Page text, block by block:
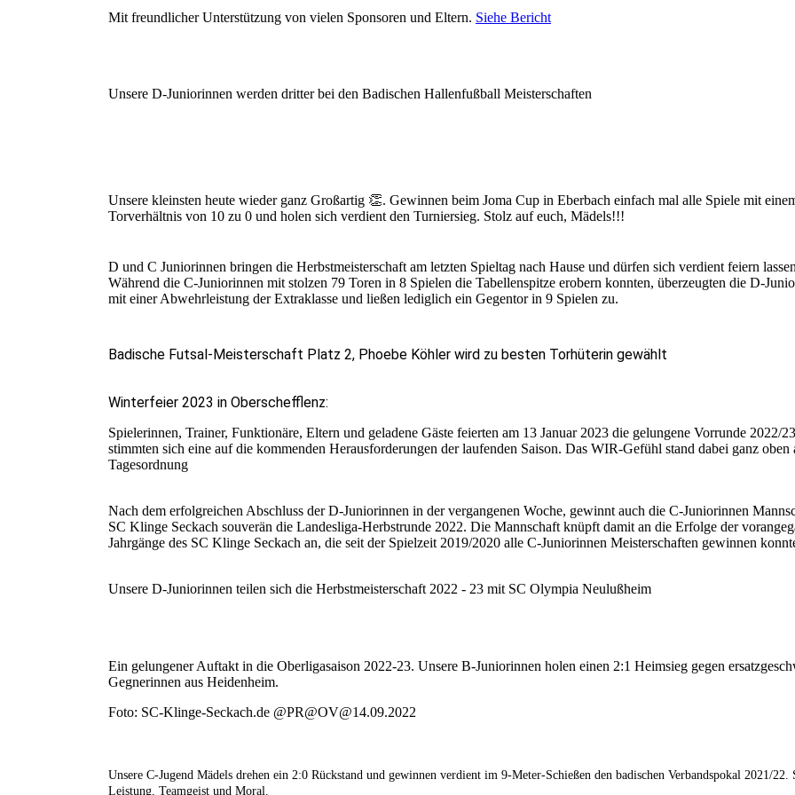
Mit freundlicher Unterstützung von vielen Sponsoren und Eltern. Siehe Bericht
Unsere D-Juniorinnen werden dritter bei den Badischen Hallenfußball Meisterschaften
Unsere kleinsten heute wieder ganz Großartig 👏. Gewinnen beim Joma Cup in Eberbach einfach mal alle Spiele mit
Torverhältnis von 10 zu 0 und holen sich verdient den Turniersieg. Stolz auf euch, Mädels!!!
D und C Juniorinnen bringen die Herbstmeisterschaft am letzten Spieltag nach Hause und dürfen sich verdient feiern
Während die C-Juniorinnen mit stolzen 79 Toren in 8 Spielen die Tabellenspitze erobern konnten, überzeugten die D-
mit einer Abwehrleistung der Extraklasse und ließen lediglich ein Gegentor in 9 Spielen zu.
Badische Futsal-Meisterschaft Platz 2, Phoebe Köhler wird zu besten Torhüterin gewählt
Winterfeier 2023 in Oberschefflenz:
Spielerinnen, Trainer, Funktionäre, Eltern und geladene Gäste feierten am 13 Januar 2023 die gelungene Vorrunde 2022/
stimmten sich eine auf die kommenden Herausforderungen der laufenden Saison. Das WIR-Gefühl stand dabei ganz oben
Tagesordnung
Nach dem erfolgreichen Abschluss der D-Juniorinnen in der vergangenen Woche, gewinnt auch die C-Juniorinnen
SC Klinge Seckach souverän die Landesliga-Herbstrunde 2022. Die Mannschaft knüpft damit an die Erfolge der
Jahrgänge des SC Klinge Seckach an, die seit der Spielzeit 2019/2020 alle C-Juniorinnen Meisterschaften gewinnen
Unsere D-Juniorinnen teilen sich die Herbstmeisterschaft 2022 - 23 mit SC Olympia Neulußheim
Ein gelungener Auftakt in die Oberligasaison 2022-23. Unsere B-Juniorinnen holen einen 2:1 Heimsieg gegen
Gegnerinnen aus Heidenheim.
Foto: SC-Klinge-Seckach.de @PR@OV@14.09.2022
Unsere C-Jugend Mädels drehen ein 2:0 Rückstand und gewinnen verdient im 9-Meter-Schießen den badischen Verbandspokal 2021/22.
Leistung, Teamgeist und Moral.